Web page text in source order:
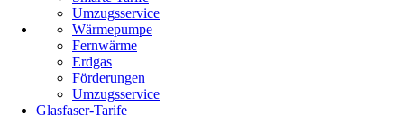
Umzugsservice
Wärmepumpe
Fernwärme
Erdgas
Förderungen
Umzugsservice
Glasfaser-Tarife